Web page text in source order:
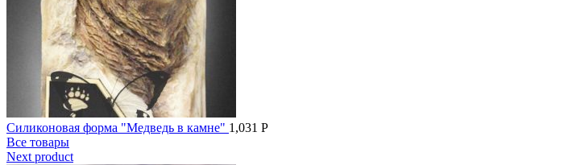
Силиконовая форма "Медведь в камне" 1,031 Р
Все товары
Next product